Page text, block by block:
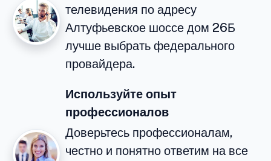
телевидения по адресу
Алтуфьевское шоссе дом 26Б
лучше выбрать федерального
провайдера.
Используйте опыт
профессионалов
Доверьтесь профессионалам,
честно и понятно ответим на все